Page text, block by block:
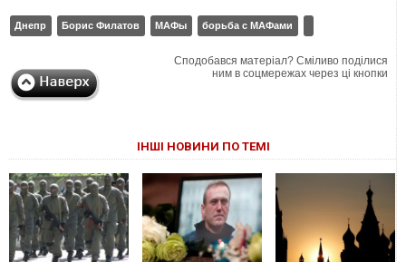
Днепр Борис Филатов МАФы борьба с МАФами
Сподобався матеріал? Сміливо поділися
ним в соцмережах через ці кнопки
ІНШІ НОВИНИ ПО ТЕМІ